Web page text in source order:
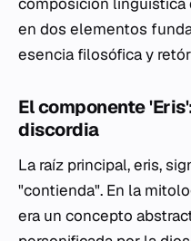
en dos elementos
esencia filosófica y
El componente
discordia
La raíz principal,eris,
"contienda". En la
era un concepto